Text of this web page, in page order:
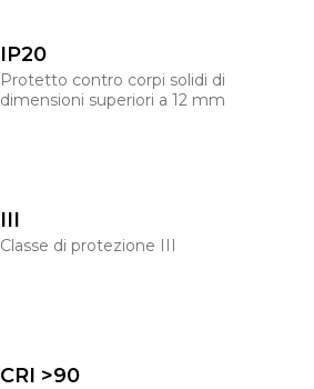
IP20
Protetto contro corpi solidi di
dimensioni superiori a 12 mm
III
Classe di protezione III
CRI >90